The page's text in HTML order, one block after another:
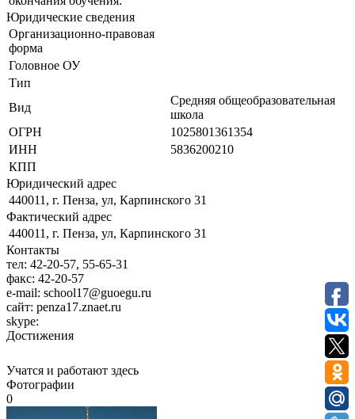
Юридические сведения
Организационно-правовая
форма
Головное ОУ
Тип
Вид
Средняя общеобразовательная
школа
ОГРН
1025801361354
ИНН
5836200210
КПП
Юридический адрес
440011, г. Пенза, ул, Карпинского 31
Фактический адрес
440011, г. Пенза, ул, Карпинского 31
Контакты
тел: 42-20-57, 55-65-31
факс: 42-20-57
e-mail: school17@guoegu.ru
сайт: penza17.znaet.ru
skype:
Достижения
Учатся и работают здесь
Фотографии
0